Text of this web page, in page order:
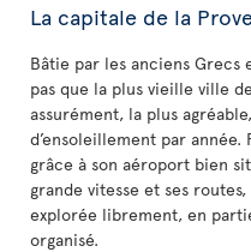
La capitale de la
Bâtie par les anciens Grecs
pas que la plus vieille ville
assurément, la plus
d’ensoleillement par
grâce à son aéroport bien
grande vitesse et ses
explorée librement, en
organisé.